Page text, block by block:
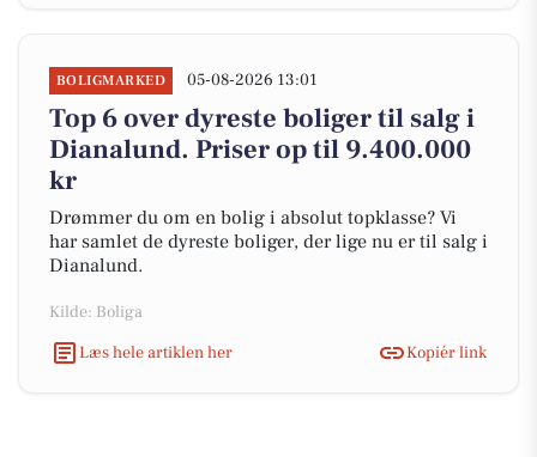
BOLIGMARKED 05-08-2026 13:01
Top 6 over dyreste boliger til salg i
Dianalund. Priser op til 9.400.000
kr
Drømmer du om en bolig i absolut topklasse? Vi
har samlet de dyreste boliger, der lige nu er til salg i
Dianalund.
Kilde: Boliga
Læs hele artiklen her
Kopiér link